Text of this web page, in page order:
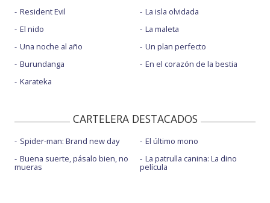
Resident Evil
El nido
Una noche al año
Burundanga
Karateka
La isla olvidada
La maleta
Un plan perfecto
En el corazón de la bestia
CARTELERA DESTACADOS
Spider-man: Brand new day
Buena suerte, pásalo bien, no
mueras
El último mono
La patrulla canina: La dino
película